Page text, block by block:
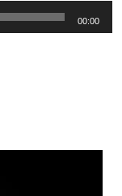
00:00